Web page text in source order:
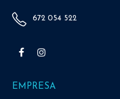
672 054 522
Facebook
EMPRESA